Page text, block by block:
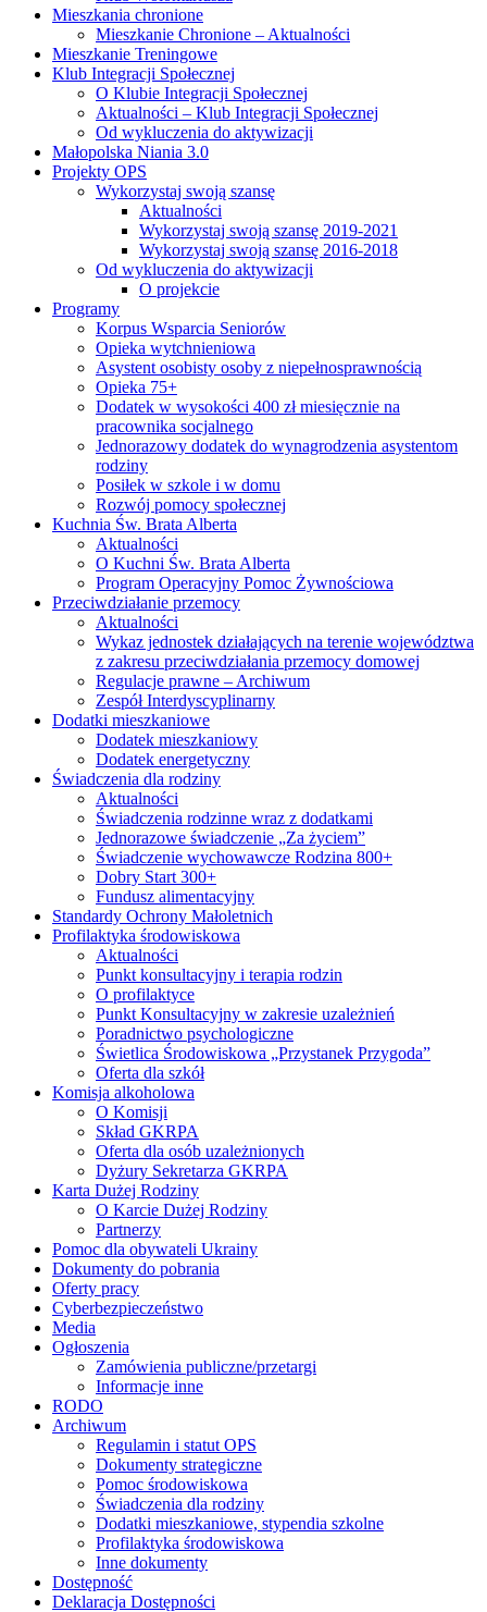
Mieszkania chronione
Mieszkanie Chronione – Aktualności
Mieszkanie Treningowe
Klub Integracji Społecznej
O Klubie Integracji Społecznej
Aktualności – Klub Integracji Społecznej
Od wykluczenia do aktywizacji
Małopolska Niania 3.0
Projekty OPS
Wykorzystaj swoją szansę
Aktualności
Wykorzystaj swoją szansę 2019-2021
Wykorzystaj swoją szansę 2016-2018
Od wykluczenia do aktywizacji
O projekcie
Programy
Korpus Wsparcia Seniorów
Opieka wytchnieniowa
Asystent osobisty osoby z niepełnosprawnością
Opieka 75+
Dodatek w wysokości 400 zł miesięcznie na
pracownika socjalnego
Jednorazowy dodatek do wynagrodzenia asystentom
rodziny
Posiłek w szkole i w domu
Rozwój pomocy społecznej
Kuchnia Św. Brata Alberta
Aktualności
O Kuchni Św. Brata Alberta
Program Operacyjny Pomoc Żywnościowa
Przeciwdziałanie przemocy
Aktualności
Wykaz jednostek działających na terenie województwa
z zakresu przeciwdziałania przemocy domowej
Regulacje prawne – Archiwum
Zespół Interdyscyplinarny
Dodatki mieszkaniowe
Dodatek mieszkaniowy
Dodatek energetyczny
Świadczenia dla rodziny
Aktualności
Świadczenia rodzinne wraz z dodatkami
Jednorazowe świadczenie „Za życiem”
Świadczenie wychowawcze Rodzina 800+
Dobry Start 300+
Fundusz alimentacyjny
Standardy Ochrony Małoletnich
Profilaktyka środowiskowa
Aktualności
Punkt konsultacyjny i terapia rodzin
O profilaktyce
Punkt Konsultacyjny w zakresie uzależnień
Poradnictwo psychologiczne
Świetlica Środowiskowa „Przystanek Przygoda”
Oferta dla szkół
Komisja alkoholowa
O Komisji
Skład GKRPA
Oferta dla osób uzależnionych
Dyżury Sekretarza GKRPA
Karta Dużej Rodziny
O Karcie Dużej Rodziny
Partnerzy
Pomoc dla obywateli Ukrainy
Dokumenty do pobrania
Oferty pracy
Cyberbezpieczeństwo
Media
Ogłoszenia
Zamówienia publiczne/przetargi
Informacje inne
RODO
Archiwum
Regulamin i statut OPS
Dokumenty strategiczne
Pomoc środowiskowa
Świadczenia dla rodziny
Dodatki mieszkaniowe, stypendia szkolne
Profilaktyka środowiskowa
Inne dokumenty
Dostępność
Deklaracja Dostępności